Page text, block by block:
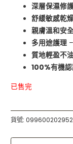
深層保濕修
舒緩敏感乾
親膚溫和安
多用途護理
質地輕盈不
100%有機
已售完
貨號:099600202952